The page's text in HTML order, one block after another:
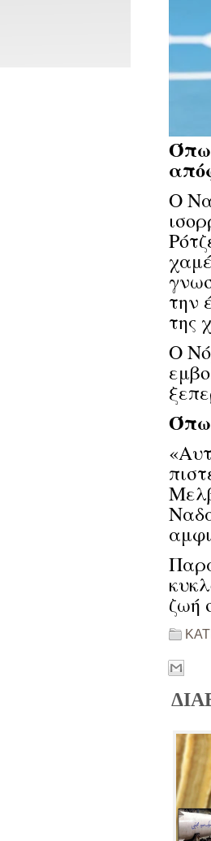
Ο
την
της
Ο
ζωή